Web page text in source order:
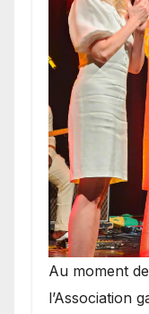
​Au moment
l’Association